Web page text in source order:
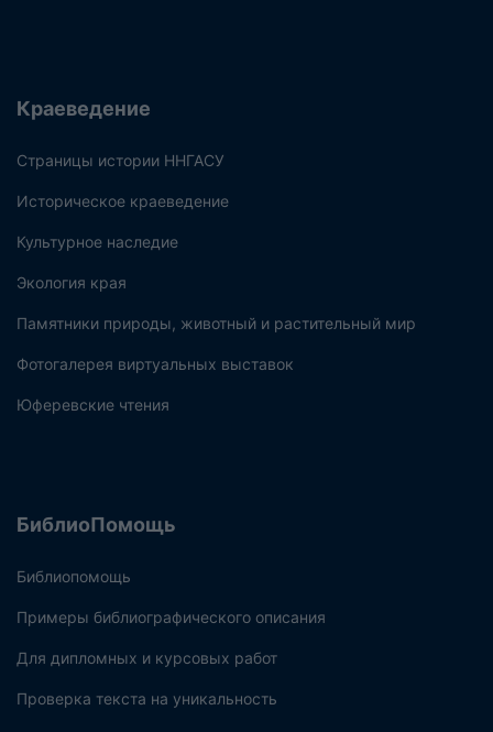
Краеведение
Страницы истории ННГАСУ
Историческое краеведение
Культурное наследие
Экология края
Памятники природы, животный и растительный мир
Фотогалерея виртуальных выставок
Юферевские чтения
БиблиоПомощь
Библиопомощь
Примеры библиографического описания
Для дипломных и курсовых работ
Проверка текста на уникальность